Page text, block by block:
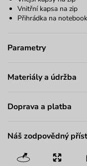
Vnitřní kapsa na zip
Přihrádka na notebook
Parametry
Materiály a údržba
Doprava a platba
Náš zodpovědný